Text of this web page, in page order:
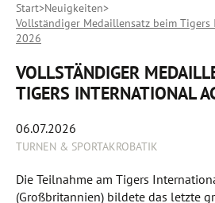
Start Neuigkeiten
Vollständiger Medaillensatz beim
2026
VOLLSTÄNDIGER
TIGERS INTERNATIONAL
06.07.2026
TURNEN & SPORTAKROBATIK
Die Teilnahme am Tigers
(Großbritannien) bildete das letzte